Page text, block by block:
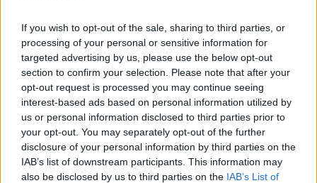
If you wish to opt-out of the sale, sharing to third parties, or
processing of your personal or sensitive information for
targeted advertising by us, please use the below opt-out
section to confirm your selection. Please note that after your
opt-out request is processed you may continue seeing
interest-based ads based on personal information utilized by
us or personal information disclosed to third parties prior to
your opt-out. You may separately opt-out of the further
disclosure of your personal information by third parties on the
IAB’s list of downstream participants. This information may
also be disclosed by us to third parties on the IAB’s List of